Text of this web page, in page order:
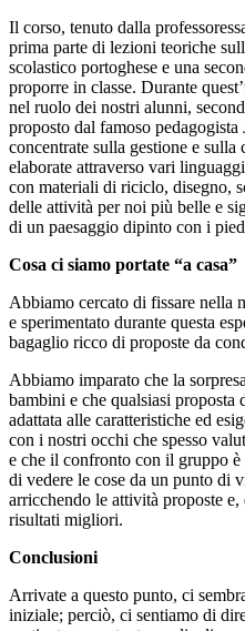
Il corso, tenuto dalla
prima parte di lezioni teoriche
scolastico portoghese e una
proporre in classe. Durante
nel ruolo dei nostri alunni,
proposto dal famoso
concentrate sulla gestione e
elaborate attraverso vari
con materiali di riciclo, disegno,
delle attività per noi più belle e
di un paesaggio dipinto con i
Cosa ci siamo portate “a casa”
Abbiamo cercato di fissare nella
e sperimentato durante questa
bagaglio ricco di proposte da
Abbiamo imparato che la
bambini e che qualsiasi proposta
adattata alle caratteristiche ed
con i nostri occhi che spesso
e che il confronto con il gruppo è
di vedere le cose da un punto di
arricchendo le attività proposte
risultati migliori.
Conclusioni
Arrivate a questo punto, ci
iniziale; perciò, ci sentiamo di